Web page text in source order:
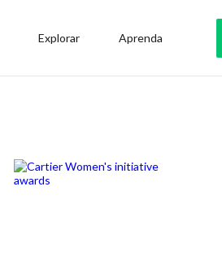
Explorar Aprenda